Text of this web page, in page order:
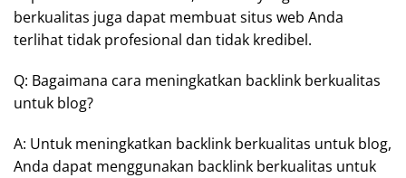
berkualitas juga dapat membuat situs web Anda
terlihat tidak profesional dan tidak kredibel.
Q: Bagaimana cara meningkatkan backlink berkualitas
untuk blog?
A: Untuk meningkatkan backlink berkualitas untuk blog,
Anda dapat menggunakan backlink berkualitas untuk